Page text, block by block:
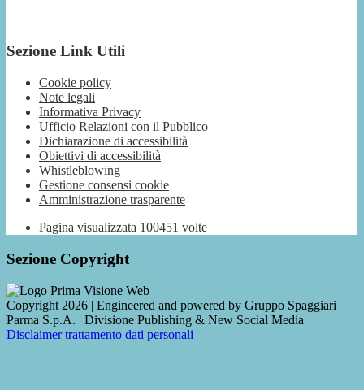
Sezione Link Utili
Cookie policy
Note legali
Informativa Privacy
Ufficio Relazioni con il Pubblico
Dichiarazione di accessibilità
Obiettivi di accessibilità
Whistleblowing
Gestione consensi cookie
Amministrazione trasparente
Pagina visualizzata 100451 volte
Sezione Copyright
Copyright 2026 | Engineered and powered by Gruppo Spaggiari
Parma S.p.A. | Divisione Publishing & New Social Media
Disclaimer trattamento dati personali